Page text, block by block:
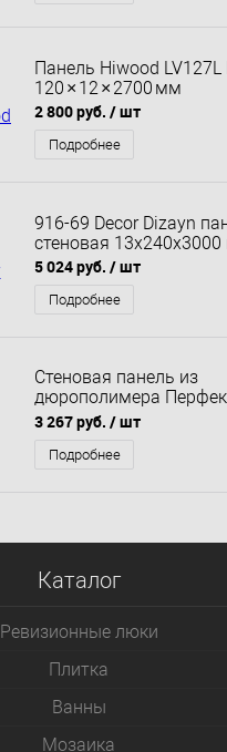
Панель Hiwood LV127L
120 × 12 × 2700 мм
2 800 руб. / шт
Подробнее
916-69 Decor Dizayn
стеновая 13x240x3000
5 024 руб. / шт
Подробнее
Стеновая панель из
дюрополимера
P168-280 2.8 м
3 267 руб. / шт
Подробнее
Каталог
Ревизионные люки
Плитка
Bанны
Мозаика